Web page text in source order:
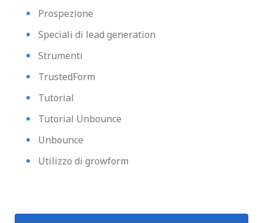
Prospezione
Speciali di lead generation
Strumenti
TrustedForm
Tutorial
Tutorial Unbounce
Unbounce
Utilizzo di growform